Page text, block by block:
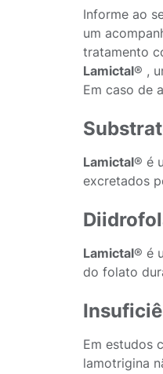
Informe ao
um
tratamento
Lamictal® ,
Em caso de
Lamictal® é
excretados
Lamictal® é
do folato
Em estudos
lamotrigina